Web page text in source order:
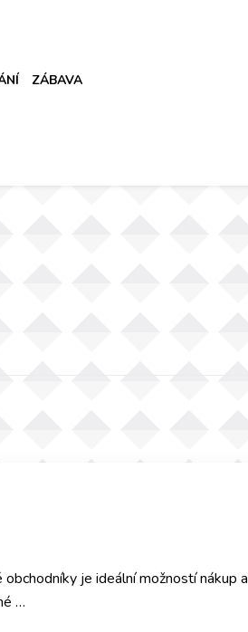
ZÁBAVA
je ideální možností nákup a
…